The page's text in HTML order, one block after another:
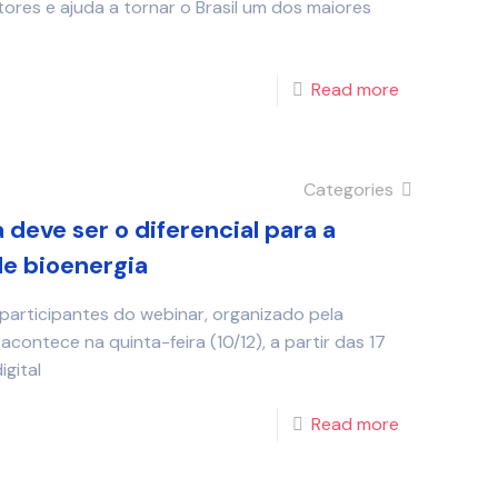
e ajuda a tornar o Brasil um dos maiores
Read more
Categories
ser o diferencial para a
bioenergia
do webinar, organizado pela
acontece na quinta-feira (10/12), a partir das 17
Read more